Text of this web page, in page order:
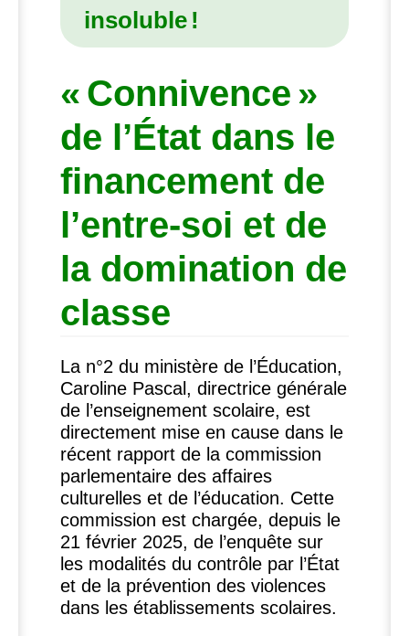
insoluble !
« Connivence »
de l’État dans le
financement de
l’entre-soi et de
la domination de
classe
La n°2 du ministère de l’Éducation,
Caroline Pascal, directrice générale
de l’enseignement scolaire, est
directement mise en cause dans le
récent rapport de la commission
parlementaire des affaires
culturelles et de l’éducation. Cette
commission est chargée, depuis le
21 février 2025, de l’enquête sur
les modalités du contrôle par l’État
et de la prévention des violences
dans les établissements scolaires.